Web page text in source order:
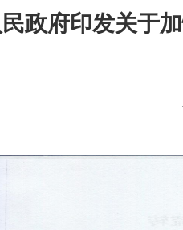
政府印发关于